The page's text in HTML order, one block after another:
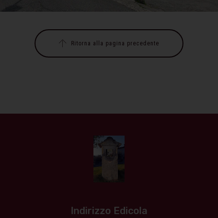
Ritorna alla pagina precedente
Indirizzo Edicola